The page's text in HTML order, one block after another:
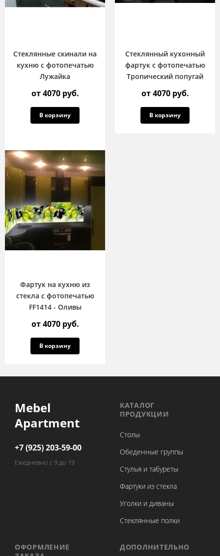
Стеклянные скинали на
кухню с фотопечатью
Лужайка
от 4070 руб.
В корзину
Стеклянный кухонный
фартук с фотопечатью
Тропический попугай
от 4070 руб.
В корзину
Фартук на кухню из
стекла с фотопечатью
FF1414 - Оливы
от 4070 руб.
В корзину
Mebel
Apartment
+7 (925) 203-59-00
Ежедневно с 9 до 19
КАТАЛОГ
ПРОДУКЦИИ
Столы
Обеденные группы
Стулья и табуреты
Фартуки из стекла
Уголки и диваны
Стеклянные полки
ОФОРМЛЕНИЕ
ДОПОЛНИТЕЛЬНО